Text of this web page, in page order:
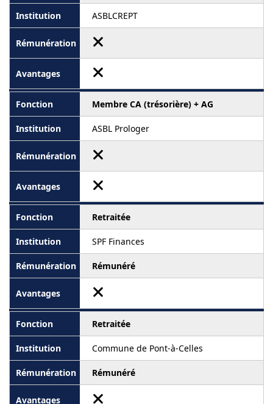
ASBLCREPT
Membre CA (trésorière) + AG
ASBL Prologer
Retraitée
SPF Finances
Rémunéré
Retraitée
Commune de Pont-à-Celles
Rémunéré